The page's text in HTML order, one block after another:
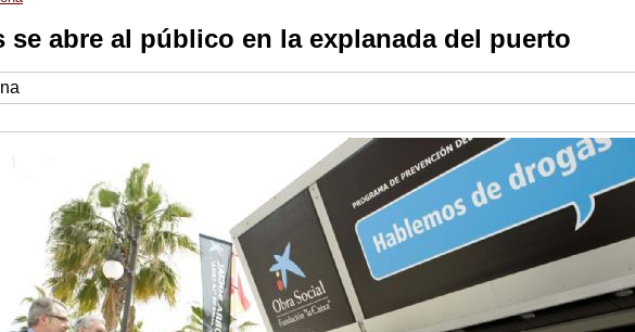
se abre al público en la explanada del puerto